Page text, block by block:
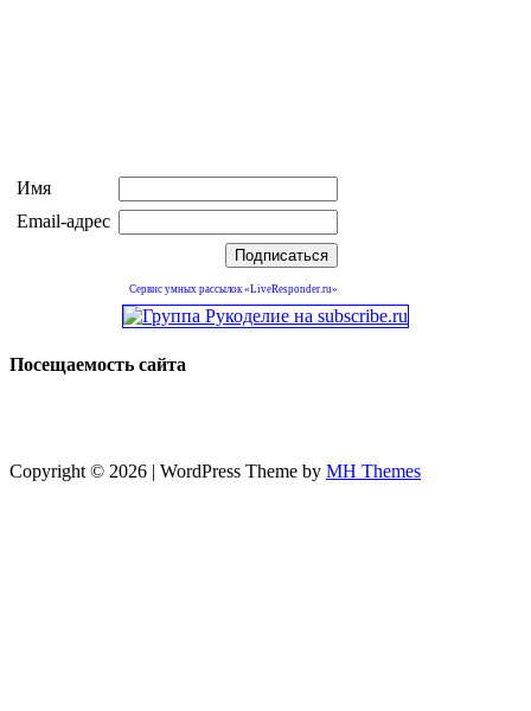
Имя
Email-адрес
Сервис умных рассылок «LiveResponder.ru»
Посещаемость сайта
Copyright © 2026 | WordPress Theme by MH Themes